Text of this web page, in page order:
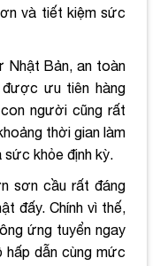
và tiết kiệm sức
Nhật Bản, an toàn
ưu tiên hàng
người cũng rất
thời gian làm
khỏe định kỳ.
sơn cầu rất đáng
đấy. Chính vì thế,
ứng tuyển ngay
dẫn cùng mức